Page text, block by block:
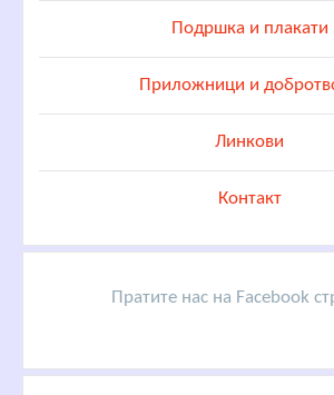
Подршка и плакати
Приложници и
Линкови
Контакт
Пратите нас на Facebook